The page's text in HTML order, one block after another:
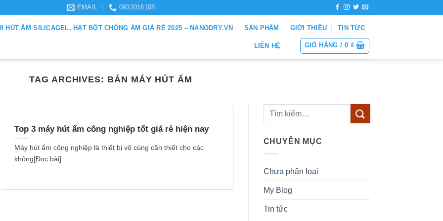
EMAIL 0932016108
HÚT ẨM SILICAGEL, HẠT BỘT CHỐNG ẨM GIÁ RẺ 2025 – NANODRY.VN SẢN PHẨM GIỚI THIỆU TIN TỨC
LIÊN HỆ GIỎ HÀNG / 0 ₫
TAG ARCHIVES: BÁN MÁY HÚT ẨM
Top 3 máy hút ẩm công nghiệp tốt giá rẻ hiện nay
Máy hút ẩm công nghiệp là thiết bị vô cùng cần thiết cho các
không[Đọc bài]
CHUYÊN MỤC
Chưa phân loại
My Blog
Tin tức